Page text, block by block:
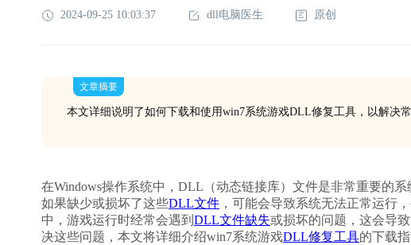
2024-09-25 10:03:37 dll电脑医生 原创
文章摘要
本文详细说明了如何下载和使用win7系统游戏DLL修复工具，以解决
在Windows操作系统中，DLL（动态链接库）文件是非常重要的
如果缺少或损坏了这些DLL文件 ，可能会导致系统无法正常运行
中，游戏运行时经常会遇到 DLL文件缺失或损坏的问题，这会导
决这些问题，本文将详细介绍win7系统游戏DLL修复工具的下载